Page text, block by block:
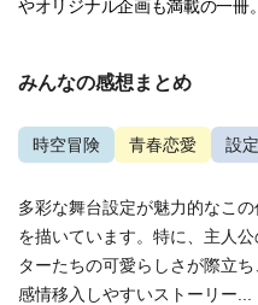
やオリジナル企画も満載の一冊。
みんなの感想まとめ
時空冒険 青春恋愛 設
多彩な舞台設定が魅力的なこ
を描いています。特に、主人
ターたちの可愛らしさが際立
感情移入しやすいストーリー...